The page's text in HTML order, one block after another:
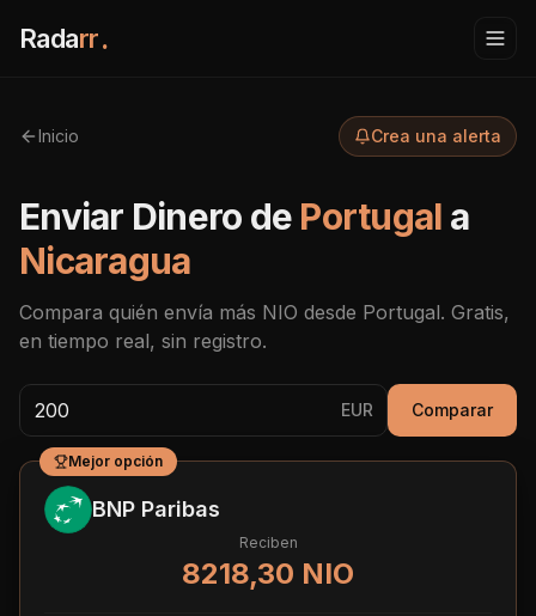
Radarr.
Inicio Crea una alerta
Enviar Dinero de Portugal a
Nicaragua
Compara quién envía más NIO desde Portugal. Gratis,
en tiempo real, sin registro.
EUR Comparar
Mejor opción
BNP Paribas
Reciben
8218,30 NIO